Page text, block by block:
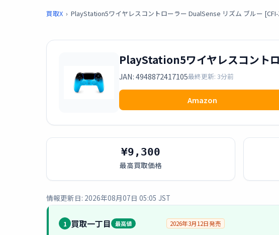
買取X › PlayStation5ワイヤレスコントローラー DualSense リズム ブルー [CFI-
PlayStation5ワイヤレスコント
JAN: 4948872417105最終更新: 3分前
Amazon
¥9,300
最高買取価格
情報更新日: 2026年08月07日 05:05 JST
1 買取一丁目 最高値 2026年3月12日発売